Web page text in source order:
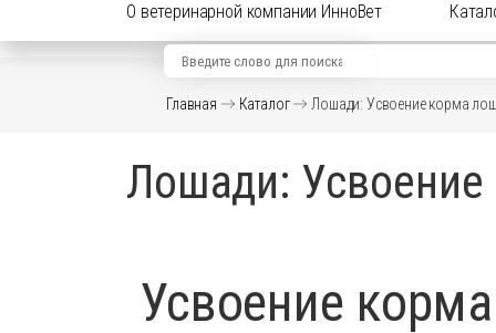
О ветеринарной компании ИнноВет
Вид животного
Препараты для КРС
Препараты для МРС
Главная Каталог Лошади: Усвоение корма
Лошади:
Усвоение